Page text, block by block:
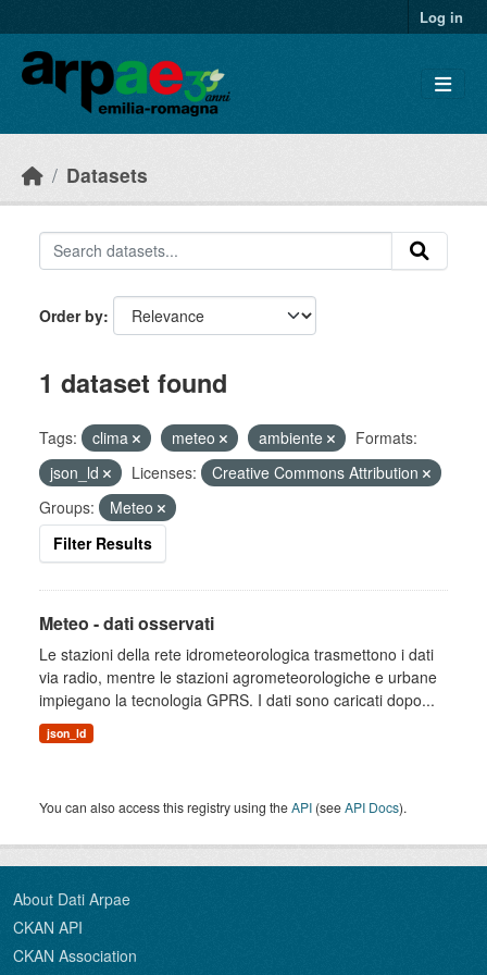
Log in
Datasets
Order by
1 dataset found
Tags: clima meteo ambiente
Formats:
json_ld
Licenses:
Creative Commons Attribution
Groups:
Meteo
Filter Results
Meteo - dati osservati
Le stazioni della rete idrometeorologica trasmettono i dati
via radio, mentre le stazioni agrometeorologiche e urbane
impiegano la tecnologia GPRS. I dati sono caricati dopo...
json_ld
You can also access this registry using theAPI (seeAPI Docs).
About Dati Arpae
CKAN API
CKAN Association